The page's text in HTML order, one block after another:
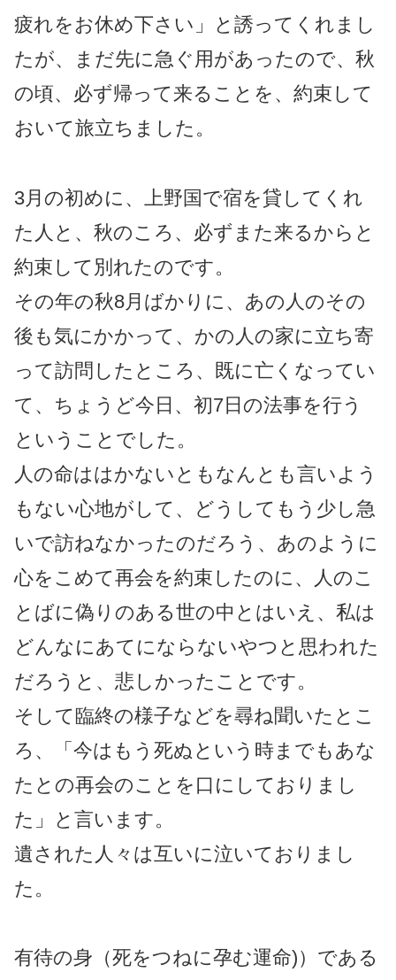
疲れをお休め下さい」と誘ってくれまし
たが、まだ先に急ぐ用があったので、秋
の頃、必ず帰って来ることを、約束して
おいて旅立ちました。
3月の初めに、上野国で宿を貸してくれ
た人と、秋のころ、必ずまた来るからと
約束して別れたのです。
その年の秋8月ばかりに、あの人のその
後も気にかかって、かの人の家に立ち寄
って訪問したところ、既に亡くなってい
て、ちょうど今日、初7日の法事を行う
ということでした。
人の命ははかないともなんとも言いよう
もない心地がして、どうしてもう少し急
いで訪ねなかったのだろう、あのように
心をこめて再会を約束したのに、人のこ
とばに偽りのある世の中とはいえ、私は
どんなにあてにならないやつと思われた
だろうと、悲しかったことです。
そして臨終の様子などを尋ね聞いたとこ
ろ、「今はもう死ぬという時までもあな
たとの再会のことを口にしておりまし
た」と言います。
遺された人々は互いに泣いておりまし
た。
有待の身（死をつねに孕む運命)）である